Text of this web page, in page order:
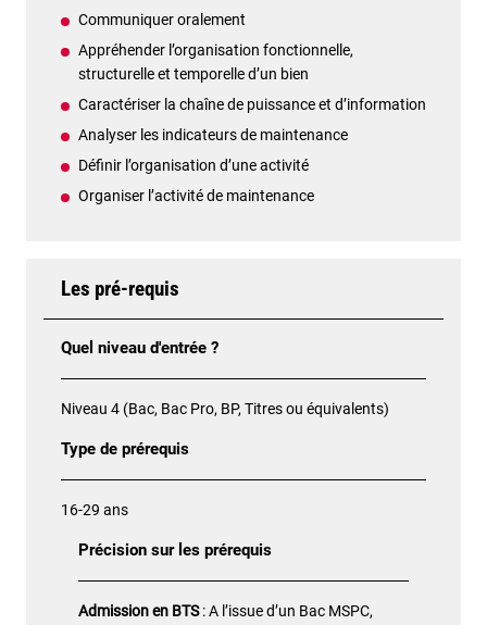
Communiquer oralement
Appréhender l’organisation fonctionnelle,
structurelle et temporelle d’un bien
Caractériser la chaîne de puissance et d’information
Analyser les indicateurs de maintenance
Définir l’organisation d’une activité
Organiser l’activité de maintenance
Les pré-requis
Quel niveau d'entrée ?
Niveau 4 (Bac, Bac Pro, BP, Titres ou équivalents)
Type de prérequis
16-29 ans
Précision sur les prérequis
Admission en BTS: A l’issue d’un Bac MSPC,